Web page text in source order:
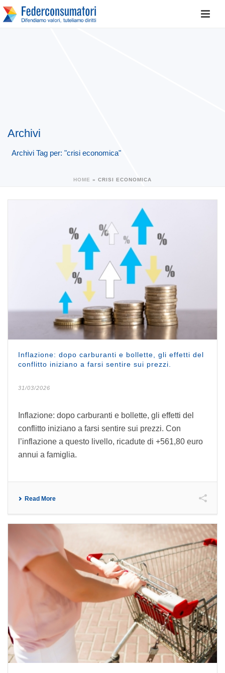
Archivi
Archivi Tag per: "crisi economica"
HOME » CRISI ECONOMICA
Inflazione: dopo carburanti e bollette, gli effetti del
conflitto iniziano a farsi sentire sui prezzi.
31/03/2026
Inflazione: dopo carburanti e bollette, gli effetti del
conflitto iniziano a farsi sentire sui prezzi. Con
l’inflazione a questo livello, ricadute di +561,80 euro
annui a famiglia.
Read More